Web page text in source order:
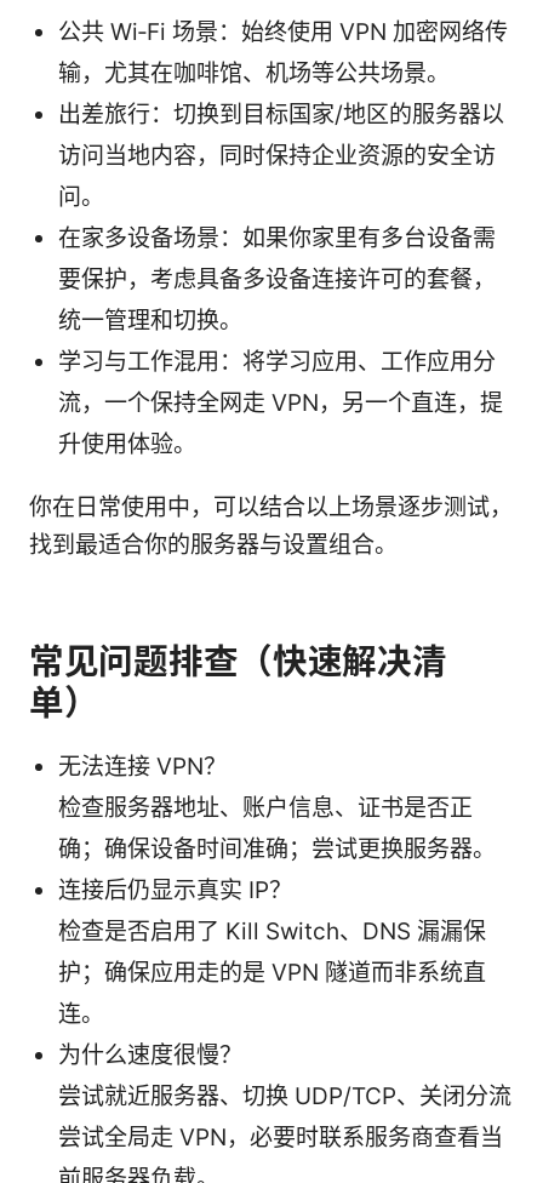
公共 Wi‑Fi 场景：始终使用 VPN 加密网络传
输，尤其在咖啡馆、机场等公共场景。
出差旅行：切换到目标国家/地区的服务器以
访问当地内容，同时保持企业资源的安全访
问。
在家多设备场景：如果你家里有多台设备需
要保护，考虑具备多设备连接许可的套餐，
统一管理和切换。
学习与工作混用：将学习应用、工作应用分
流，一个保持全网走 VPN，另一个直连，提
升使用体验。
你在日常使用中，可以结合以上场景逐步测试，
找到最适合你的服务器与设置组合。
常见问题排查（快速解决清
单）
无法连接 VPN？
检查服务器地址、账户信息、证书是否正
确；确保设备时间准确；尝试更换服务器。
连接后仍显示真实 IP？
检查是否启用了 Kill Switch、DNS 漏漏保
护；确保应用走的是 VPN 隧道而非系统直
连。
为什么速度很慢？
尝试就近服务器、切换 UDP/TCP、关闭分流
尝试全局走 VPN，必要时联系服务商查看当